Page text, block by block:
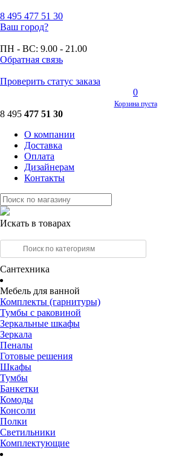
8 495 477 51 30
Ваш город?
ПН - ВС: 9.00 - 21.00
Обратная связь
Проверить статус заказа
0
Корзина пуста
8 495 477 51 30
О компании
Доставка
Оплата
Дизайнерам
Контакты
Искать в товарах
Сантехника
Мебель для ванной
Комплекты (гарнитуры)
Тумбы с раковиной
Зеркальные шкафы
Зеркала
Пеналы
Готовые решения
Шкафы
Тумбы
Банкетки
Комоды
Консоли
Полки
Светильники
Комплектующие